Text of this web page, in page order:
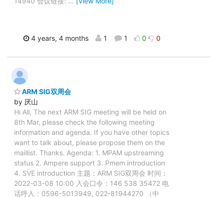
4 years, 4 months 1 1 0 0
ARM SIG双周会
by 厌山
Hi All, The next ARM SIG meeting will be held on
8th Mar, please check the following meeting
information and agenda. If you have other topics
want to talk about, please propose them on the
maillist. Thanks. Agenda: 1. MPAM upstreaming
status 2. Ampere support 3. Pmem introduction
4. SVE introduction 主题：ARM SIG双周会 时间：
2022-03-08 10:00 入会口令：146 538 35472 电
话呼入：0596-5013949, 022-81944270 （中